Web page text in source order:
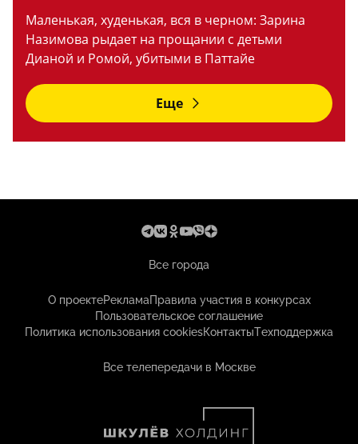
Маленькая, худенькая, вся в черном: Зарина
Назимова рыдает на прощании с детьми
Дианой и Ромой, убитыми в Паттайе
Еще
Все города
О проектеРекламаПравила участия в конкурсах
Пользовательское соглашение
Политика использования cookiesКонтактыТехподдержка
Все телепередачи в Москве